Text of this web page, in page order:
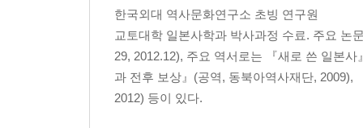
〈자료 103〉 구라가노(倉賀野)정 사건
〈자료 104〉 마마다(間間田)역 사건
〈자료 105〉 이시바시(石橋)역 사건
〈자료 106〉 고가네이(小金井)역 사건
〈자료 107〉 쓰루미(鶴見)정 사건
한국외대 역사문화연구소 초빙 연구원
교토대학 일본사학과 박사과정 수료. 주요 논
29, 2012.12), 주요 역서로는 『새로 쓴 일본
과 전후 보상』(공역, 동북아역사재단, 2009),
2012) 등이 있다.